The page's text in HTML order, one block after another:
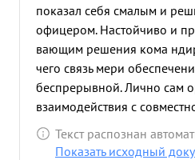
показал себя смалым и
офицером. Настойчиво и
вающим решения кома
чего связь мери
беспрерывной. Лично сам
взаимодействия с
частями. В боях за деревни
фираля 1945 года когда
Текст распознан
Показать исходный